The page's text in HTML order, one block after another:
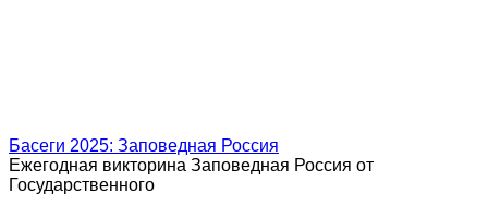
Басеги 2025: Заповедная Россия
Ежегодная викторина Заповедная Россия от
Государственного